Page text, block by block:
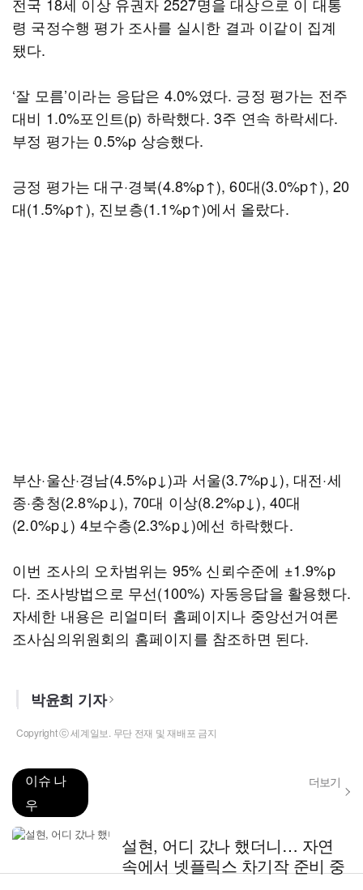
령 국정수행 평가 조사를 실시한 결과 이같이 집계
됐다.
‘잘 모름’이라는 응답은 4.0%였다. 긍정 평가는 전주
대비 1.0%포인트(p) 하락했다. 3주 연속 하락세다.
부정 평가는 0.5%p 상승했다.
긍정 평가는 대구·경북(4.8%p↑), 60대(3.0%p↑), 20
대(1.5%p↑), 진보층(1.1%p↑)에서 올랐다.
부산·울산·경남(4.5%p↓)과 서울(3.7%p↓), 대전·세
종·충청(2.8%p↓), 70대 이상(8.2%p↓), 40대
(2.0%p↓) 4보수층(2.3%p↓)에선 하락했다.
이번 조사의 오차범위는 95% 신뢰수준에 ±1.9%p
다. 조사방법으로 무선(100%) 자동응답을 활용했다.
자세한 내용은 리얼미터 홈페이지나 중앙선거여론
조사심의위원회의 홈페이지를 참조하면 된다.
박윤희 기자
Copyright ⓒ 세계일보. 무단 전재 및 재배포 금지
이슈 나
우
더보기
설현, 어디 갔나 했더니… 자연
속에서 넷플릭스 차기작 준비 중